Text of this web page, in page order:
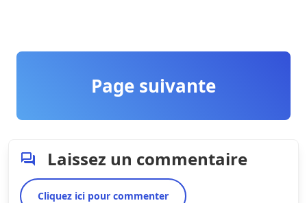
Page suivante
Laissez un commentaire
Cliquez ici pour commenter